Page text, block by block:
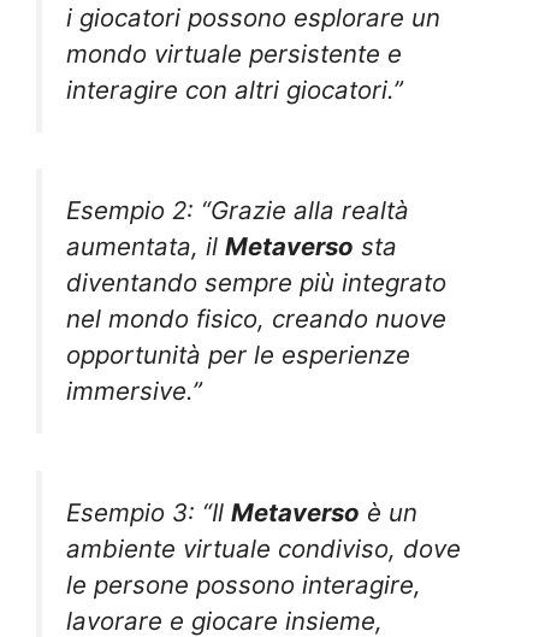
i giocatori possono esplorare un
mondo virtuale persistente e
interagire con altri giocatori.”
Esempio 2: “Grazie alla realtà
aumentata, il Metaverso sta
diventando sempre più integrato
nel mondo fisico, creando nuove
opportunità per le esperienze
immersive.”
Esempio 3: “Il Metaverso è un
ambiente virtuale condiviso, dove
le persone possono interagire,
lavorare e giocare insieme,